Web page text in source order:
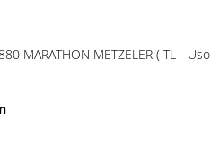
MARATHON METZELER ( TL -